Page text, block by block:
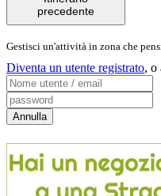
precedente
Gestisci un'attività in zona che
Diventa un utente registrato, o